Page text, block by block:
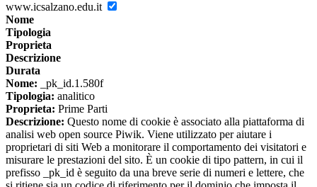
www.icsalzano.edu.it
Nome
Tipologia
Proprieta
Descrizione
Durata
Nome: _pk_id.1.580f
Tipologia: analitico
Proprieta: Prime Parti
Descrizione: Questo nome di cookie è associato alla piattaforma di
analisi web open source Piwik. Viene utilizzato per aiutare i
proprietari di siti Web a monitorare il comportamento dei visitatori e
misurare le prestazioni del sito. È un cookie di tipo pattern, in cui il
prefisso _pk_id è seguito da una breve serie di numeri e lettere, che